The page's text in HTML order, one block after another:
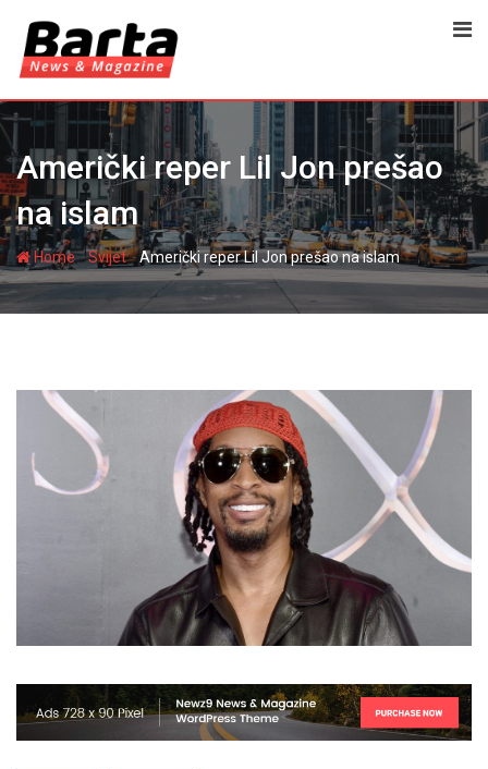
content
Američki reper Lil Jon prešao
na islam
Home-Svijet-Američki reper Lil Jon prešao na islam